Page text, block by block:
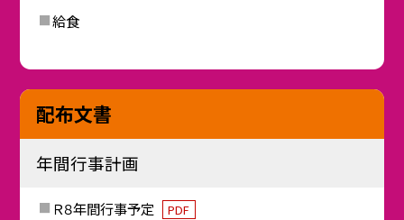
給食
配布文書
年間行事計画
Ｒ８年間行事予定 PDF